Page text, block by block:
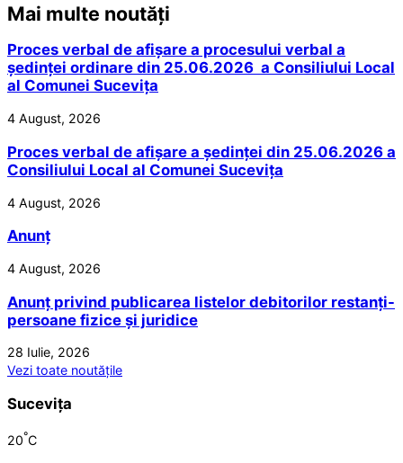
Mai multe noutăți
Proces verbal de afișare a procesului verbal a
ședinței ordinare din 25.06.2026 a Consiliului Local
al Comunei Sucevița
4 August, 2026
Proces verbal de afișare a ședinței din 25.06.2026 a
Consiliului Local al Comunei Sucevița
4 August, 2026
Anunț
4 August, 2026
Anunț privind publicarea listelor debitorilor restanți-
persoane fizice și juridice
28 Iulie, 2026
Vezi toate noutățile
Sucevița
20°C